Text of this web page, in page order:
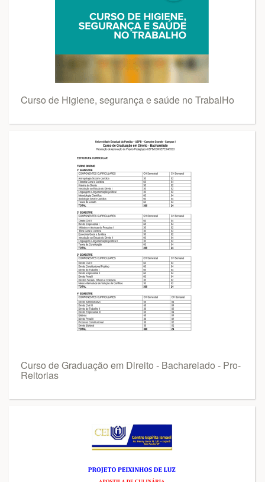
Curso de Higiene, segurança e saúde no TrabalHo
Curso de Graduação em Direito - Bacharelado - Pro-
Reitorias